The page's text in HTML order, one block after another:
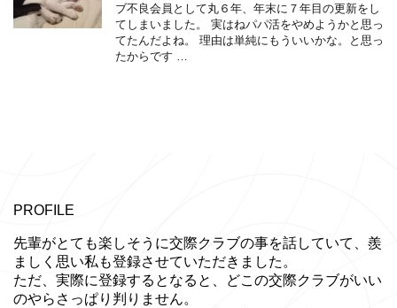
ブ不良会員として丸６年、年末に７年目の更新をし
てしまいました。 実はねパパ活をやめようかと思っ
てたんだよね。 理由は単純にもういいかな。と思っ
たからです …
PROFILE
先輩がとても楽しそうに交際クラブの事を話していて、羨
ましく思い私も登録させていただきました。
ただ、実際に登録するとなると、どこの交際クラブがいい
のやらさっぱり判りません。